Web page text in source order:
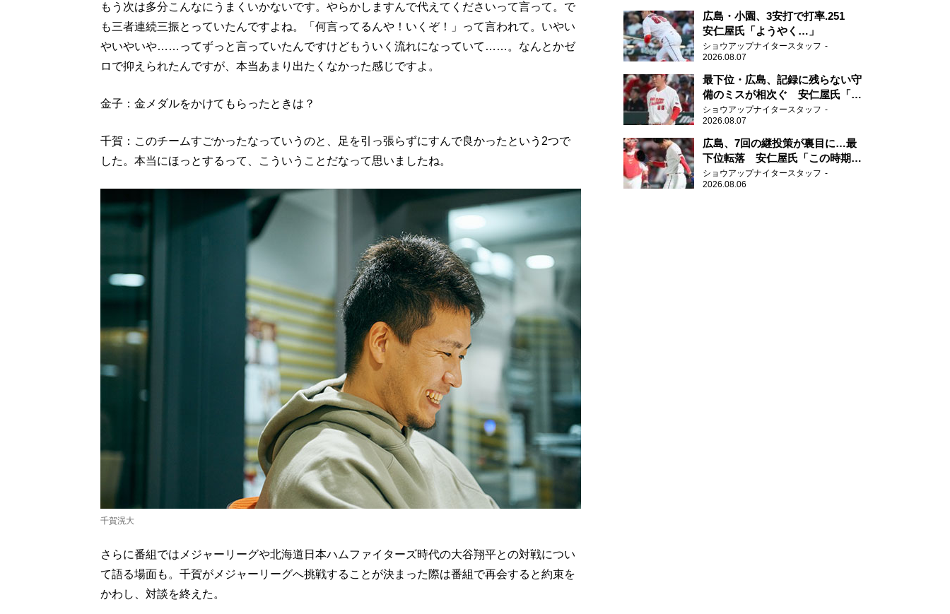
もう次は多分こんなにうまくいかないです。やらかしますんで代えてくださいって言って。で
も三者連続三振とっていたんですよね。「何言ってるんや！いくぞ！」って言われて。いやい
やいやいや……ってずっと言っていたんですけどもういく流れになっていて……。なんとかゼ
ロで抑えられたんですが、本当あまり出たくなかった感じですよ。
金子：金メダルをかけてもらったときは？
千賀：このチームすごかったなっていうのと、足を引っ張らずにすんで良かったという2つで
した。本当にほっとするって、こういうことだなって思いましたね。
千賀滉大
さらに番組ではメジャーリーグや北海道日本ハムファイターズ時代の大谷翔平との対戦につい
て語る場面も。千賀がメジャーリーグへ挑戦することが決まった際は番組で再会すると約束を
かわし、対談を終えた。
広島・小園、3安打で打率.251
安仁屋氏「ようやく…」
ショウアップナイタースタッフ
2026.08.07
最下位・広島、記録に残らない守
備のミスが相次ぐ 安仁屋氏「最
近守りのミスが多い」
ショウアップナイタースタッフ
2026.08.07
広島、7回の継投策が裏目に…最
下位転落 安仁屋氏「この時期に
来て勉強はない」
ショウアップナイタースタッフ
2026.08.06